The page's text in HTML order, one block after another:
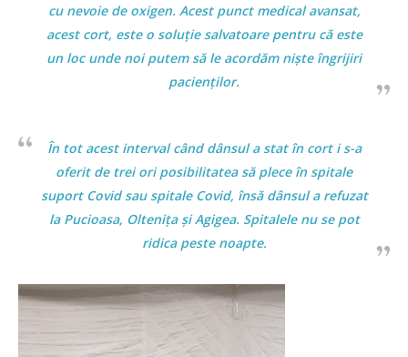
cu nevoie de oxigen. Acest punct medical avansat,
acest cort, este o soluție salvatoare pentru că este
un loc unde noi putem să le acordăm niște îngrijiri
pacienților.
În tot acest interval când dânsul a stat în cort i s-a
oferit de trei ori posibilitatea să plece în spitale
suport Covid sau spitale Covid, însă dânsul a refuzat
la Pucioasa, Oltenița și Agigea. Spitalele nu se pot
ridica peste noapte.